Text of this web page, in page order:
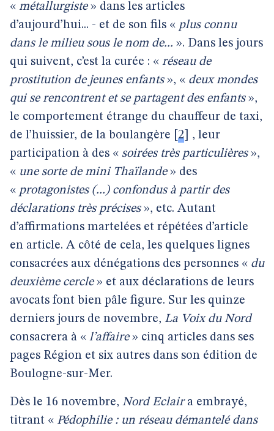
« métallurgiste» dans les articles
d’aujourd’hui... - et de son fils « plus connu
dans le milieu sous le nom de... ». Dans les jours
qui suivent, c’est la curée : « réseau de
prostitution de jeunes enfants», « deux mondes
qui se rencontrent et se partagent des enfants»,
le comportement étrange du chauffeur de taxi,
de l’huissier, de la boulangère
2
, leur
participation à des « soirées très particulières»,
« une sorte de mini Thaïlande» des
« protagonistes (...) confondus à partir des
déclarations très précises», etc. Autant
d’affirmations martelées et répétées d’article
en article. A côté de cela, les quelques lignes
consacrées aux dénégations des personnes « du
deuxième cercle» et aux déclarations de leurs
avocats font bien pâle figure. Sur les quinze
derniers jours de novembre, La Voix du Nord
consacrera à « l’affaire» cinq articles dans ses
pages Région et six autres dans son édition de
Boulogne-sur-Mer.
Dès le 16 novembre, Nord Eclaira embrayé,
titrant « Pédophilie : un réseau démantelé dans